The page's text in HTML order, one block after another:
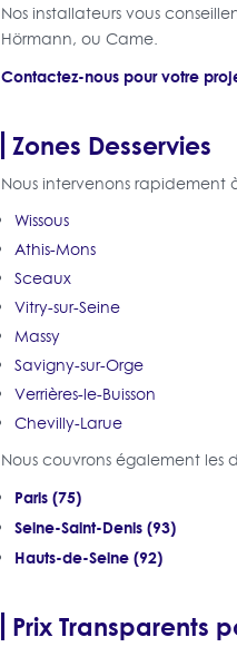
Nos installateurs vous
Hörmann, ou Came.
Contactez-nous pour votre
Zones Desservies
Nous intervenons rapidement
Wissous
Athis-Mons
Sceaux
Vitry-sur-Seine
Massy
Savigny-sur-Orge
Verrières-le-Buisson
Chevilly-Larue
Nous couvrons également les
Paris (75)
Seine-Saint-Denis (93)
Hauts-de-Seine (92)
Prix Transparents